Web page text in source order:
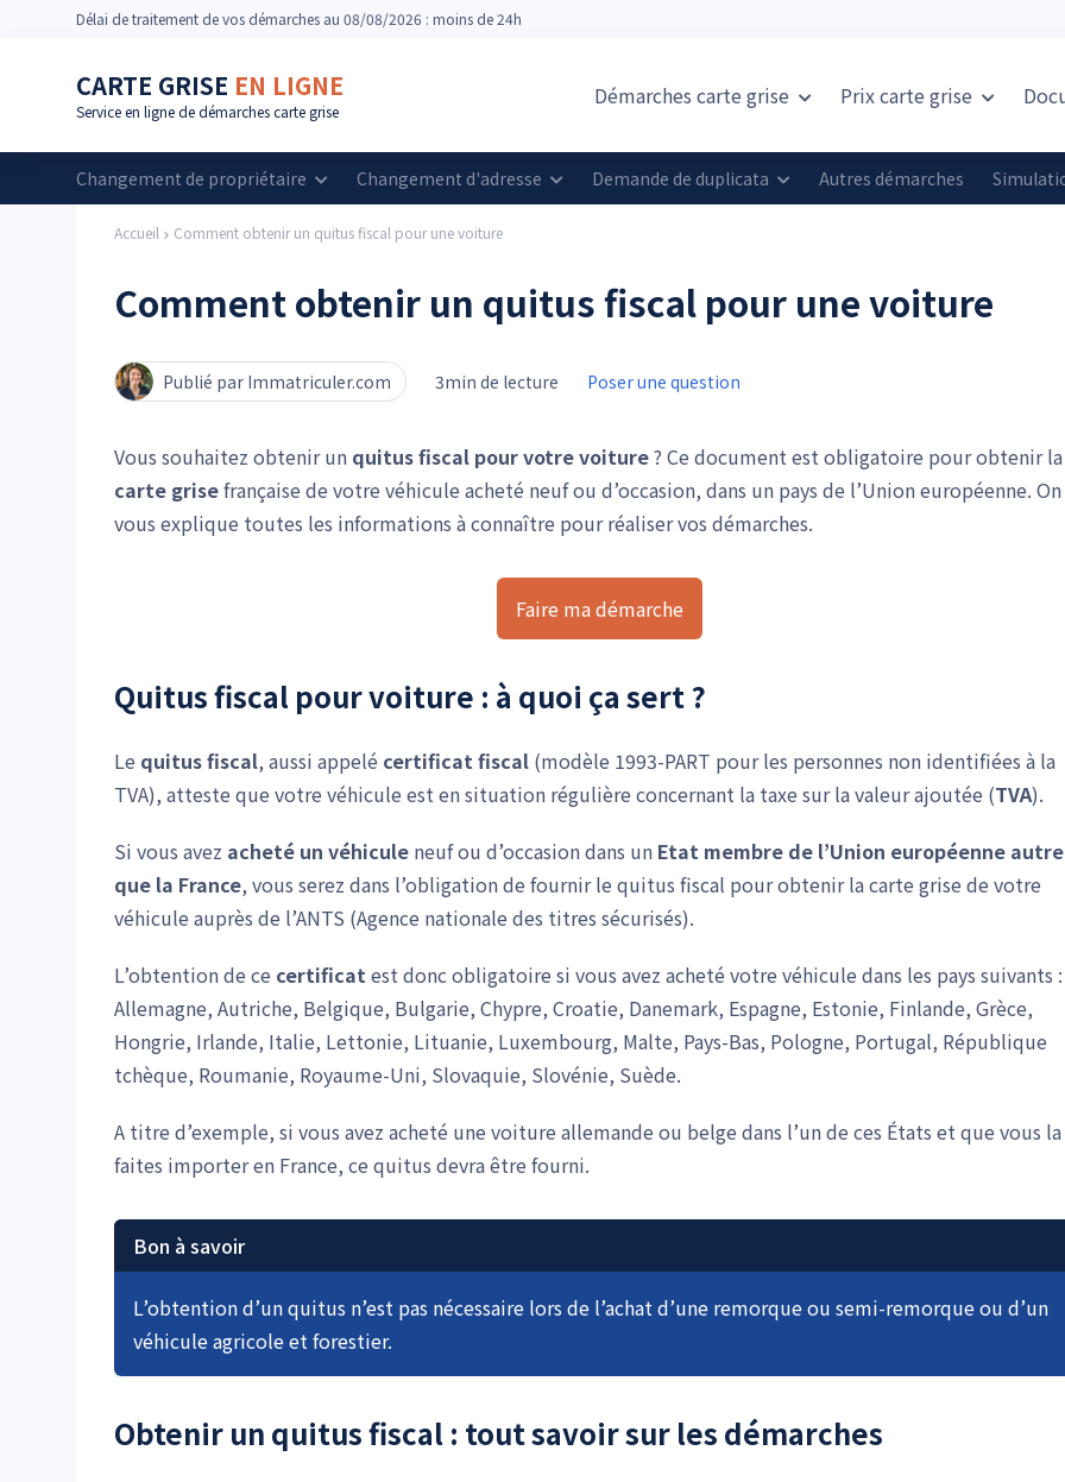
Délai de traitement de vos démarches au 08/08/2026 : moins de 24h
CARTE GRISE EN LIGNE
Service en ligne de démarches carte grise
Démarches carte grise Prixcarte grise
Changement de propriétaire Changement d'adresse Demande de duplicata Autres démarches
Accueil Comment obtenir un quitus fiscal pour une voiture
Comment obtenir un quitus fiscal pour une voiture
Publié par Immatriculer.com 3min de lecture Poser une question
Vous souhaitez obtenir un quitus fiscal pour votre voiture? Ce document est obligatoire pour obtenir la
carte grisefrançaise de votre véhicule acheté neuf ou d’occasion, dans un pays de l’Union européenne. On
vous explique toutes les informations à connaître pour réaliser vos démarches.
Faire ma démarche
Quitus fiscal pour voiture : à quoi ça sert ?
Le quitus fiscal, aussi appelé certificat fiscal (modèle 1993-PART pour les personnes non identifiées à la
TVA), atteste que votre véhicule est en situation régulière concernant la taxe sur la valeur ajoutée (TVA).
Si vous avez acheté un véhicule neuf ou d’occasion dans un Etat membre de l’Union européenne autre
que la France, vous serez dans l’obligation de fournir le quitus fiscal pour obtenir la carte grise de votre
véhicule auprès de l’ANTS (Agence nationale des titres sécurisés).
L’obtention de ce certificatest donc obligatoire si vous avez acheté votre véhicule dans les pays suivants :
Allemagne, Autriche, Belgique, Bulgarie, Chypre, Croatie, Danemark, Espagne, Estonie, Finlande, Grèce,
Hongrie, Irlande, Italie, Lettonie, Lituanie, Luxembourg, Malte, Pays-Bas, Pologne, Portugal, République
tchèque, Roumanie, Royaume-Uni, Slovaquie, Slovénie, Suède.
A titre d’exemple, si vous avez acheté une voiture allemande ou belge dans l’un de ces États et que vous la
faites importer en France, ce quitus devra être fourni.
Bon à savoir
L’obtention d’un quitus n’est pas nécessaire lors de l’achat d’une remorque ou semi-remorque ou d’un
véhicule agricole et forestier.
Obtenir un quitus fiscal : tout savoir sur les démarches